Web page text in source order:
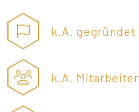
k.A. gegründet
k.A. Mitarbeiter